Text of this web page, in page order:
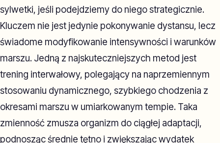
sylwetki, jeśli podejdziemy do niego strategicznie.
Kluczem nie jest jedynie pokonywanie dystansu, lecz
świadome modyfikowanie intensywności i warunków
marszu. Jedną z najskuteczniejszych metod jest
trening interwałowy, polegający na naprzemiennym
stosowaniu dynamicznego, szybkiego chodzenia z
okresami marszu w umiarkowanym tempie. Taka
zmienność zmusza organizm do ciągłej adaptacji,
podnosząc średnie tętno i zwiększając wydatek